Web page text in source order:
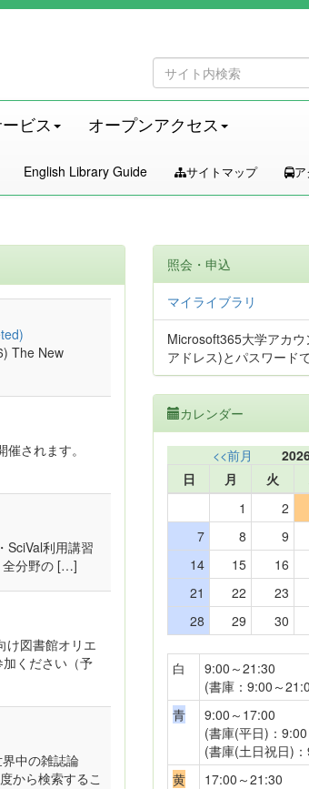
ビス オープンアクセス
English Library Guide サイトマップ
The New
されます。
SciVal利用講習
全分野の […]
け図書館オリエ
ください（予
中の雑誌論
から検索するこ
照会・申込
マイライブラリ
Microsoft365大学アカ
アドレス)とパスワード
カレンダー
<<前月
日
月 火
1
2
7
8 9
14
15 16
21
22 23
28
29 30
白
9:00～21:30
(書庫：9:00～
青
9:00～17:00
(書庫(平日)：
(書庫(土日祝日)
黄
17:00～21:30